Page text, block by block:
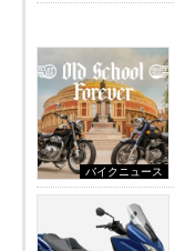
バイクニュース